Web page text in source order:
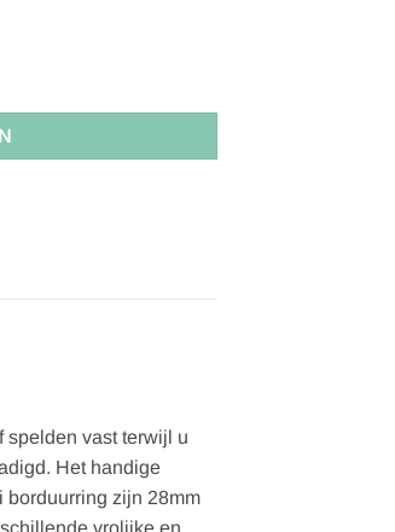
spelden vast terwijl u
Het handige
borduurring zijn 28mm
vrolijke en